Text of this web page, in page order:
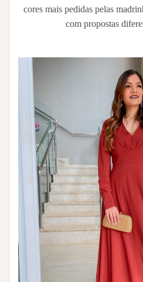
cores mais pedidas pelas
com propostas